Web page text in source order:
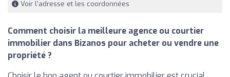
Voir l'adresse et les coordonnées
Comment choisir la meilleure agence ou courtier
immobilier dans Bizanos pour acheter ou vendre une
propriété ?